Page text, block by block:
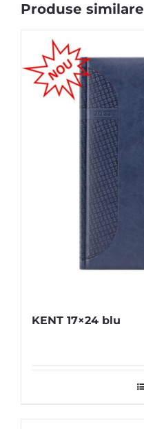
Produse similare
KENT 17×24 blu